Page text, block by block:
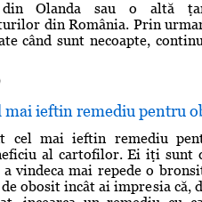
Olanda sau o altă
din România. Prin
când sunt necoapte,
mai ieftin remediu pentru
cel mai ieftin remediu
al cartofilor. Ei iţi sunt
vindeca mai repede o
obosit incât ai impresia că,